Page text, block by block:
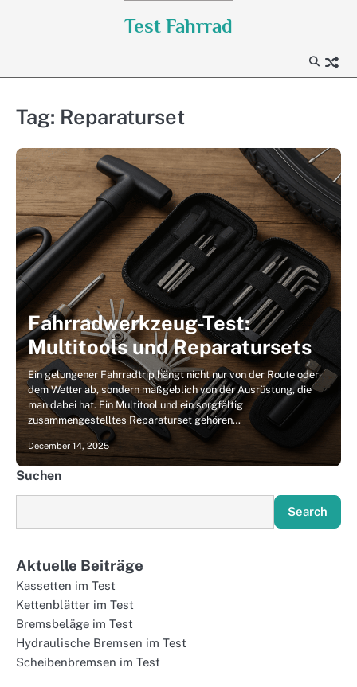
Test Fahrrad
Tag: Reparaturset
Fahrradwerkzeug-Test:
Multitools und Reparatursets
Ein gelungener Fahrradtrip hängt nicht nur von der Route oder
dem Wetter ab, sondern maßgeblich von der Ausrüstung, die
man dabei hat. Ein Multitool und ein sorgfältig
zusammengestelltes Reparaturset gehören…
December 14, 2025
Suchen
Search
Aktuelle Beiträge
Kassetten im Test
Kettenblätter im Test
Bremsbeläge im Test
Hydraulische Bremsen im Test
Scheibenbremsen im Test